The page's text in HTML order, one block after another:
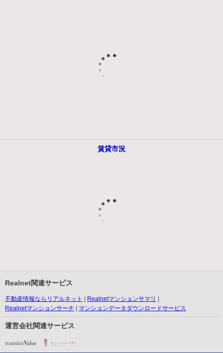
賃貸市況
Realnet関連サービス
不動産情報ならリアルネット
Realnetマンションサマリ
Realnetマンションサーチ
マンションデータダウンロードサービス
運営会社関連サービス